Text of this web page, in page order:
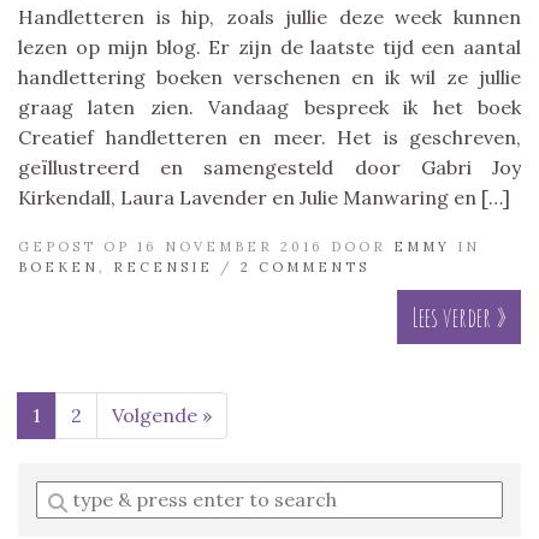
Handletteren is hip, zoals jullie deze week kunnen
lezen op mijn blog. Er zijn de laatste tijd een aantal
handlettering boeken verschenen en ik wil ze jullie
graag laten zien. Vandaag bespreek ik het boek
Creatief handletteren en meer. Het is geschreven,
geïllustreerd en samengesteld door Gabri Joy
Kirkendall, Laura Lavender en Julie Manwaring en […]
GEPOST OP 16 NOVEMBER 2016 DOOR EMMY
IN
BOEKEN
RECENSIE / 2 COMMENTS
Lees verder »
1 2 Volgende »
Enter
a